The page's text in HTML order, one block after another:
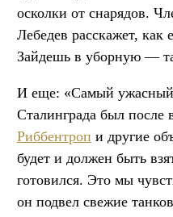
осколки от снарядов.
Лебедев расскажет, как
Зайдешь в уборную —
И еще: «Самый ужасный
Сталинграда был после
Риббентроп и другие
будет и должен быть
готовился. Это мы
он подвел свежие